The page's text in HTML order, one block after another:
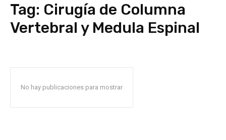
Tag: Cirugía de Columna
Vertebral y Medula Espinal
No hay publicaciones para mostrar